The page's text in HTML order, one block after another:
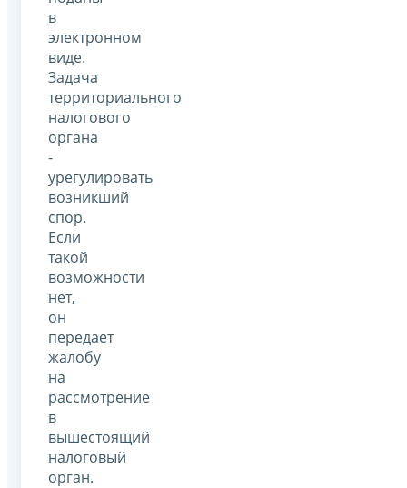
в
электронном
виде.
Задача
территориального
налогового
органа
-
урегулировать
возникший
спор.
Если
такой
возможности
нет,
он
передает
жалобу
на
рассмотрение
в
вышестоящий
налоговый
орган.